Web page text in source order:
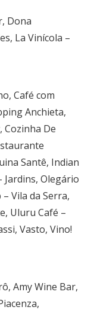
Dona
La Vinícola –
Café com
Anchieta,
Cozinha De
Santê, Indian
Olegário
Vila da Serra,
Uluru Café –
Vasto, Vino!
Amy Wine Bar,